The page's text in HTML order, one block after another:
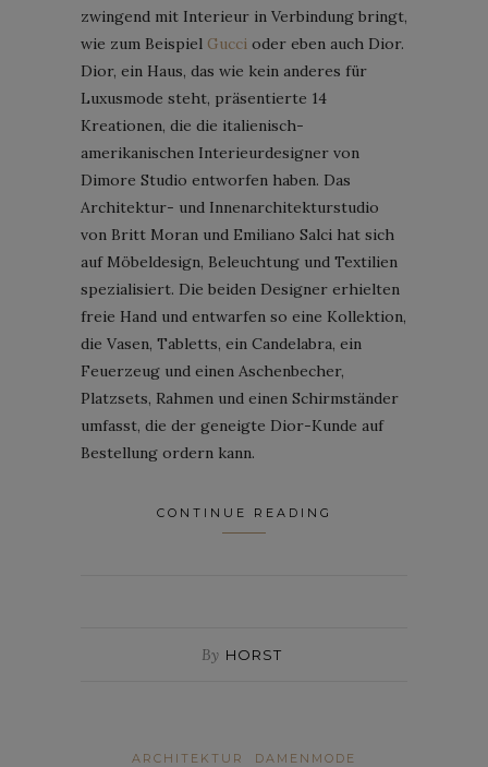
zwingend mit Interieur in Verbindung bringt,
wie zum Beispiel Gucci oder eben auch Dior.
Dior, ein Haus, das wie kein anderes für
Luxusmode steht, präsentierte 14
Kreationen, die die italienisch-
amerikanischen Interieurdesigner von
Dimore Studio entworfen haben. Das
Architektur- und Innenarchitekturstudio
von Britt Moran und Emiliano Salci hat sich
auf Möbeldesign, Beleuchtung und Textilien
spezialisiert. Die beiden Designer erhielten
freie Hand und entwarfen so eine Kollektion,
die Vasen, Tabletts, ein Candelabra, ein
Feuerzeug und einen Aschenbecher,
Platzsets, Rahmen und einen Schirmständer
umfasst, die der geneigte Dior-Kunde auf
Bestellung ordern kann.
CONTINUE READING
By HORST
ARCHITEKTUR
DAMENMODE